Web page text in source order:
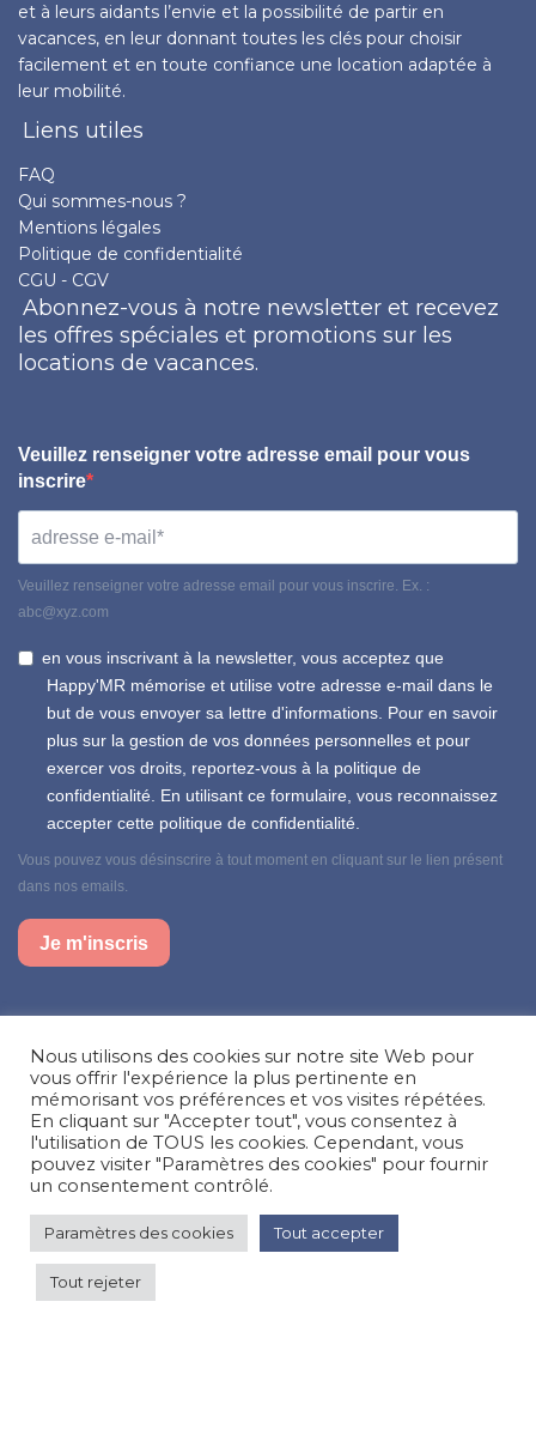
et à leurs aidants l’envie et la possibilité de partir en
vacances, en leur donnant toutes les clés pour choisir
facilement et en toute confiance une location adaptée à
leur mobilité.
Liens utiles
FAQ
Qui sommes-nous ?
Mentions légales
Politique de confidentialité
CGU - CGV
Abonnez-vous à notre newsletter et recevez
les offres spéciales et promotions sur les
locations de vacances.
Veuillez renseigner votre adresse email pour vous
inscrire
Veuillez renseigner votre adresse email pour vous inscrire. Ex. :
abc@xyz.com
en vous inscrivant à la newsletter, vous acceptez que
Happy'MR mémorise et utilise votre adresse e-mail dans le
but de vous envoyer sa lettre d'informations. Pour en savoir
plus sur la gestion de vos données personnelles et pour
exercer vos droits, reportez-vous à la politique de
confidentialité. En utilisant ce formulaire, vous reconnaissez
accepter cette politique de confidentialité.
Vous pouvez vous désinscrire à tout moment en cliquant sur le lien présent
dans nos emails.
Je m'inscris
Facebook
Instagram
LinkedIn
Besoin d’aide, une question ?
Nous contacter
© Happy'MR - Tous droits réservés - Une création
Nous utilisons des cookies sur notre site Web pour
vous offrir l'expérience la plus pertinente en
mémorisant vos préférences et vos visites répétées.
En cliquant sur "Accepter tout", vous consentez à
l'utilisation de TOUS les cookies. Cependant, vous
pouvez visiter "Paramètres des cookies" pour fournir
un consentement contrôlé.
Paramètres des cookies Tout accepter
Tout rejeter
180 €par nuit